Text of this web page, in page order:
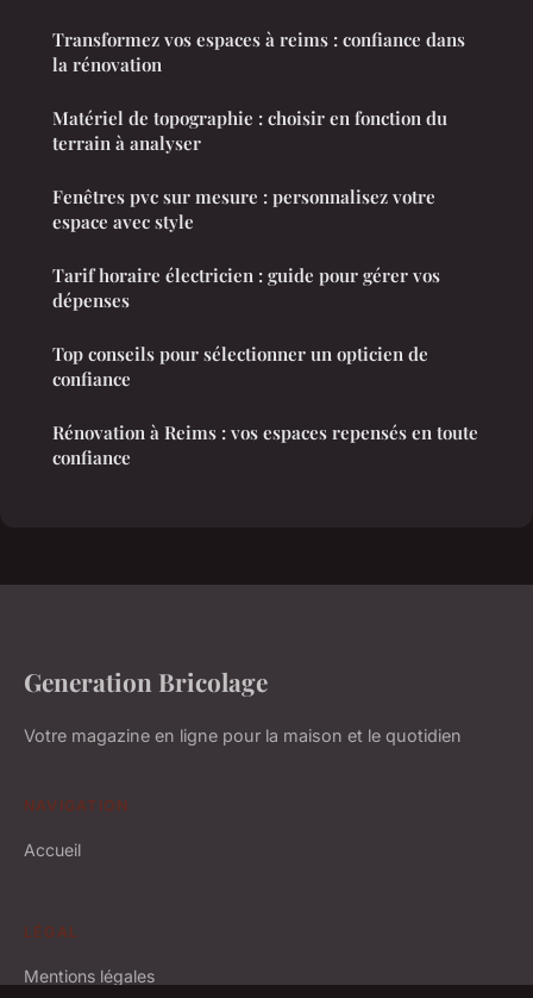
Transformez vos espaces à reims : confiance dans
la rénovation
Matériel de topographie : choisir en fonction du
terrain à analyser
Fenêtres pvc sur mesure : personnalisez votre
espace avec style
Tarif horaire électricien : guide pour gérer vos
dépenses
Top conseils pour sélectionner un opticien de
confiance
Rénovation à Reims : vos espaces repensés en toute
confiance
Generation Bricolage
Votre magazine en ligne pour la maison et le quotidien
NAVIGATION
Accueil
LÉGAL
Mentions légales